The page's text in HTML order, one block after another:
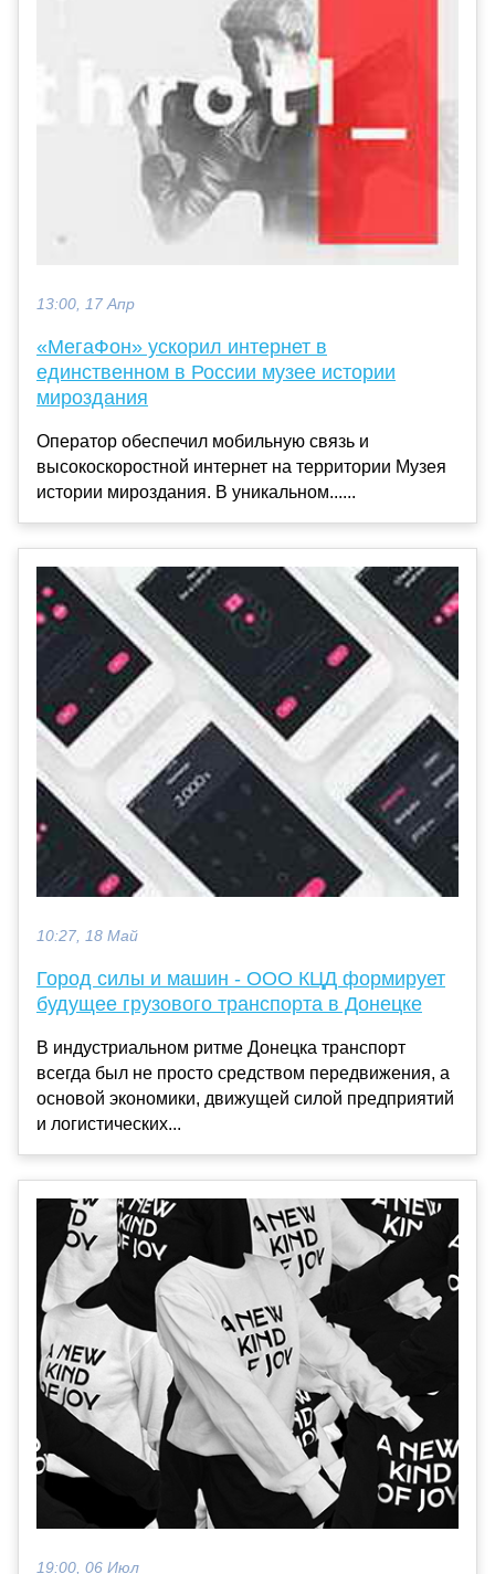
13:00, 17 Апр
«МегаФон» ускорил интернет в
единственном в России музее истории
мироздания
Оператор обеспечил мобильную связь и
высокоскоростной интернет на территории Музея
истории мироздания. В уникальном......
10:27, 18 Май
Город силы и машин - ООО КЦД формирует
будущее грузового транспорта в Донецке
В индустриальном ритме Донецка транспорт
всегда был не просто средством передвижения, а
основой экономики, движущей силой предприятий
и логистических...
19:00, 06 Июл